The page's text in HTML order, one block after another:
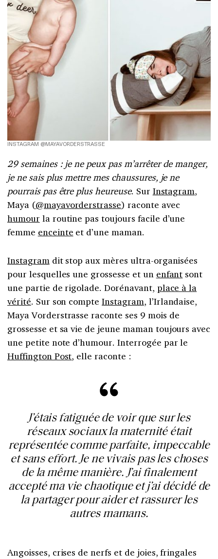
INSTAGRAM @MAYAVORDERSTRASSE
29 semaines : je ne peux pas m’arrêter de manger,
je ne sais plus mettre mes chaussures, je ne
pourrais pas être plus heureuse. Sur Instagram,
Maya (@mayavorderstrasse) raconte avec
humour la routine pas toujours facile d’une
femme enceinte et d’une maman.
Instagramdit stop aux mères ultra-organisées
pour lesquelles une grossesse et un enfant sont
une partie de rigolade. Dorénavant, place à la
vérité. Sur son compteInstagram, l’Irlandaise,
Maya Vorderstrasse raconte ses 9 mois de
grossesse et sa vie de jeune maman toujours avec
une petite note d’humour. Interrogée par le
Huffington Post, elle raconte :
J’étais fatiguée de voir que sur les
réseaux sociaux la maternité était
représentée comme parfaite, impeccable
et sans effort. Je ne vivais pas les choses
de la même manière. J’ai finalement
accepté ma vie chaotique et j’ai décidé de
la partager pour aider et rassurer les
autres mamans.
Angoisses, crises de nerfs et de joies, fringales